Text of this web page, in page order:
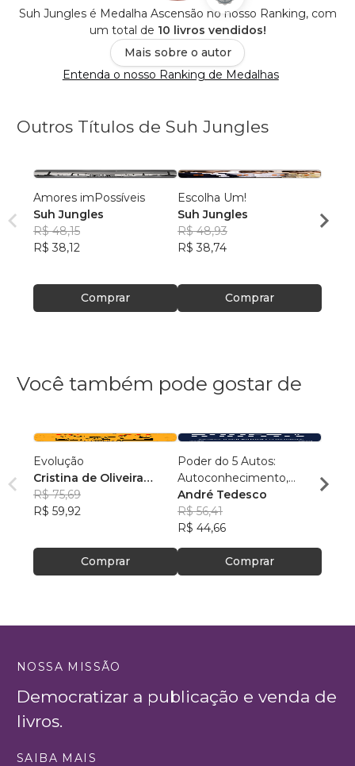
Suh Jungles é Medalha Ascensão no nosso Ranking, com
um total de 10 livros vendidos!
Mais sobre o autor
Entenda o nosso Ranking de Medalhas
Outros Títulos de Suh Jungles
Amores imPossíveis
Suh Jungles
R$ 48,15
R$ 38,12
Comprar
Escolha Um!
Suh Jungles
R$ 48,93
R$ 38,74
Comprar
de
rabo
Suh
Você também pode gostar de
Evolução
Cristina de Oliveira
Leopoldino Rodrigues
R$ 75,69
R$ 59,92
Comprar
Poder do 5 Autos:
Autoconhecimento,
Autocontrole,
Autoestima,
Autoconfiança e
Autoperformance
André Tedesco
R$ 56,41
R$ 44,66
Comprar
R$
NOSSA MISSÃO
Democratizar a publicação e venda de
livros.
SAIBA MAIS